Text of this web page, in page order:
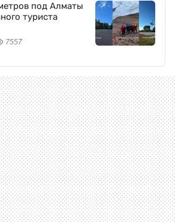
под Алматы
туриста
7557